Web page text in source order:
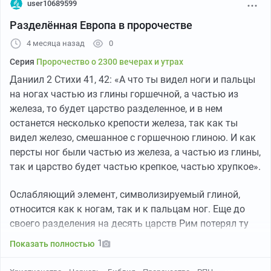
удалилась от новоявленных государств. То, что
случилось с тремя прошлыми империями, не случится
с четвертой. За ней не должна была следовать другая
последней на десять частей время должно было
растянуться до тех пор, пока оторвавшийся камень
ударит в ноги истукана и все, превратившееся в прах,
будет унесено ветром, как плевелы на гумне. Все же,
на это время сохранится некоторая часть силы. Так
говорит и пророк: «И как персты ног были частью из
железа, а частью из глины, так и царство будет
частью крепкое, частью хрупкое» (Дан. 2:42). Каким
другим способом можно было так удивительно
представить факты? Это разделение уже
просуществовало более 1600 лет. Люди время от
времени мечтали создать из этих государств единую,
user10689599
Разделённая Европа в пророчестве
4 месяца назад 0
Серия Пророчество о 2300 вечерах и утрах
Даниил 2 Стихи 41, 42: «А что ты видел ноги и пальцы
на ногах частью из глины горшечной, а частью из
железа, то будет царство разделенное, и в нем
останется несколько крепости железа, так как ты
видел железо, смешанное с горшечною глиною. И как
персты ног были частью из железа, а частью из глины,
так и царство будет частью крепкое, частью хрупкое».
Ослабляющий элемент, символизируемый глиной,
относится как к ногам, так и к пальцам ног. Еще до
своего разделения на десять царств Рим потерял ту
крепость железа, которую имел в первых веках своего
аморальностью и деградацией и разрушающая
Показать полностью 1